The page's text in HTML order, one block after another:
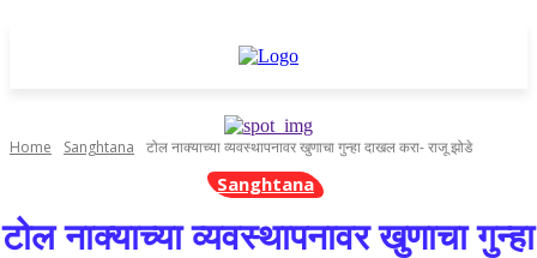
Home Sanghtana टोल नाक्याच्या व्यवस्थापनावर खुणाचा गुन्हा दाखल करा- राजू झोडे
Sanghtana
टोल नाक्याच्या व्यवस्थापनावर खुणाचा गुन्हा